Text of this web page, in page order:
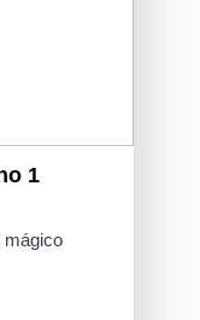
pronto.
1
mágico